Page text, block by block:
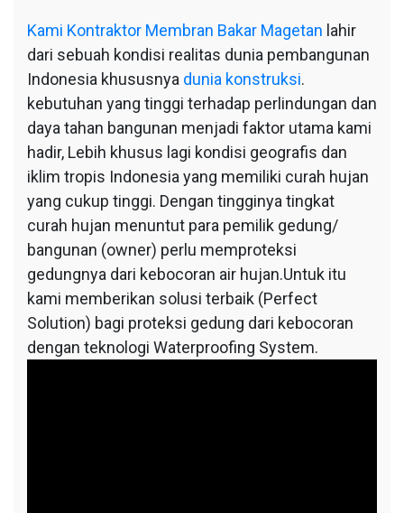
Kami Kontraktor Membran Bakar Magetan lahir
dari sebuah kondisi realitas dunia pembangunan
Indonesia khususnya dunia konstruksi.
kebutuhan yang tinggi terhadap perlindungan dan
daya tahan bangunan menjadi faktor utama kami
hadir, Lebih khusus lagi kondisi geografis dan
iklim tropis Indonesia yang memiliki curah hujan
yang cukup tinggi. Dengan tingginya tingkat
curah hujan menuntut para pemilik gedung/
bangunan (owner) perlu memproteksi
gedungnya dari kebocoran air hujan.Untuk itu
kami memberikan solusi terbaik (Perfect
Solution) bagi proteksi gedung dari kebocoran
dengan teknologi Waterproofing System.